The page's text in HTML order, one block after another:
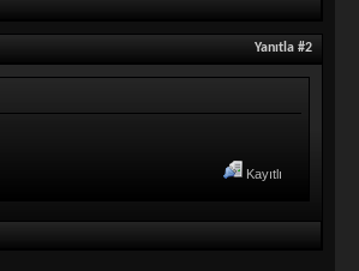
Yanıtla #2
Kayıtlı